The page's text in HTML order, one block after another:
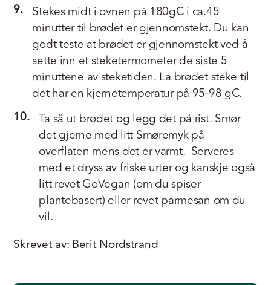
9. Stekes midt i ovnen på 180gC i ca.45
minutter til brødet er gjennomstekt. Du kan
godt teste at brødet er gjennomstekt ved å
sette inn et steketermometer de siste 5
minuttene av steketiden. La brødet steke til
det har en kjernetemperatur på 95-98 gC.
10. Ta så ut brødet og legg det på rist. Smør
det gjerne med litt Smøremyk på
overflaten mens det er varmt. Serveres
med et dryss av friske urter og kanskje også
litt revet GoVegan (om du spiser
plantebasert) eller revet parmesan om du
vil.
Skrevet av: Berit Nordstrand